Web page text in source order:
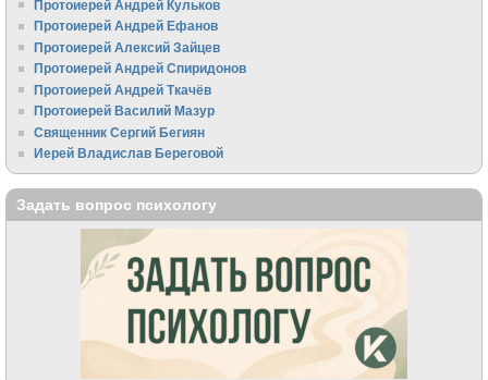
Протоиерей Андрей Кульков
Протоиерей Андрей Ефанов
Протоиерей Алексий Зайцев
Протоиерей Андрей Спиридонов
Протоиерей Андрей Ткачёв
Протоиерей Василий Мазур
Священник Сергий Бегиян
Иерей Владислав Береговой
Задать вопрос психологу